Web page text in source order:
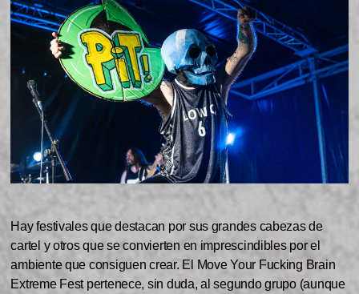
Hay festivales que destacan por sus grandes cabezas de
cartel y otros que se convierten en imprescindibles por el
ambiente que consiguen crear. El Move Your Fucking Brain
Extreme Fest pertenece, sin duda, al segundo grupo (aunque